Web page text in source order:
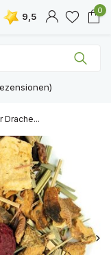
9,5
0
Drache...